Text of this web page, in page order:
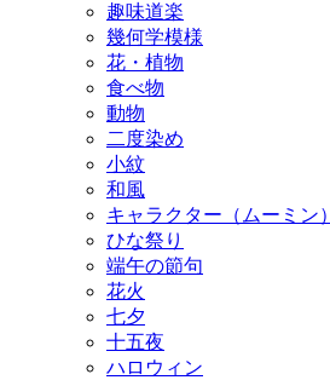
趣味道楽
幾何学模様
花・植物
食べ物
動物
二度染め
小紋
和風
キャラクター（ムーミン）
ひな祭り
端午の節句
花火
七夕
十五夜
ハロウィン